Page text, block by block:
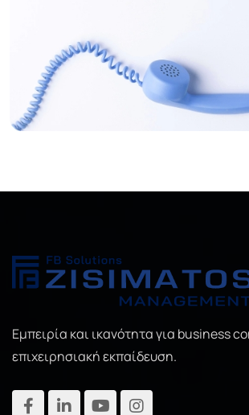
Εμπειρία και ικανότητα για business
επιχειρησιακή εκπαίδευση.